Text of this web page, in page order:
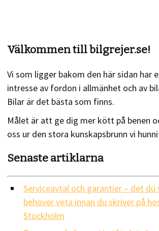
Välkommen till bilgrejer.se!
Vi som ligger bakom den här sidan har
intresse av fordon i allmänhet och av
Bilar är det bästa som finns.
Målet är att ge dig mer kött på benen
oss ur den stora kunskapsbrunn vi
Senaste artiklarna
Serviceavtal och garantier – det du
behöver veta innan du skriver på
Stockholm